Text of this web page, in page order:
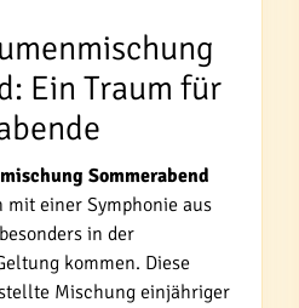
Ein Traum für
Sommerabend
einer Symphonie aus
in der
kommen. Diese
Mischung einjähriger